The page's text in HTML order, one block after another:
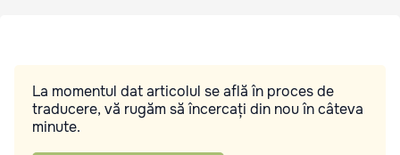
La momentul dat articolul se află în proces de
traducere, vă rugăm să încercați din nou în câteva
minute.